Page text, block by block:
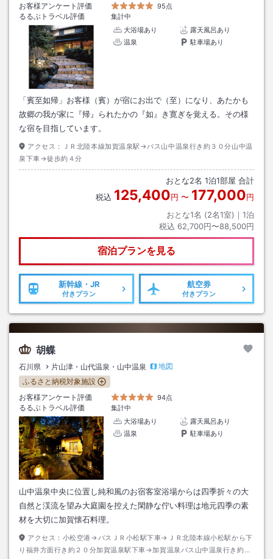
お客様アンケート評価
95点
るるぶトラベル評価
集計中
大浴場あり
露天風呂あり
温泉
駐車場あり
「賓至如帰」お客様（賓）が宿にお出で（至）になり、あたかも
故郷の我が家に『帰』られたかの『如』き寛ぎを覚える。その様
な宿を目指しています。
アクセス：
ＪＲ北陸本線加賀温泉駅→バス山中温泉行き約３０分山中温
泉下車→徒歩約４分
おとな2名 1泊1部屋 合計
税込 125,400円 〜 177,000円
おとな1名 (2名1室)｜ 1泊
税込 62,700円〜88,500円
宿泊プランを見る
新幹線・JR
付きプラン
航空券
付きプラン
胡蝶
石川県 片山津・山代温泉・山中温泉
地図
ふるさと納税対象施設
お客様アンケート評価
94点
るるぶトラベル評価
集計中
大浴場あり
露天風呂あり
温泉
駐車場あり
山中温泉中央に位置し純和風のお宿客室浴場からは四季折々の大
自然と渓流を望み大庭園を控えた閑静な佇い料理は地元四季の素
材を大切に加賀懐石料理。
アクセス： 小松空港→バスＪＲ小松駅下車→ＪＲ北陸本線小松駅から下
り福井方面行き約２０分加賀温泉駅下車→加賀温泉バス山中温泉行き約３